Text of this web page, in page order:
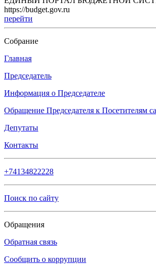
https://budget.gov.ru
перейти
Собрание
Главная
Председатель
Информация о Председателе
Обращение Председателя к Посетителям
Депутаты
Контакты
+74134822228
Поиск по сайту
Обращения
Обратная связь
Сообщить о коррупции